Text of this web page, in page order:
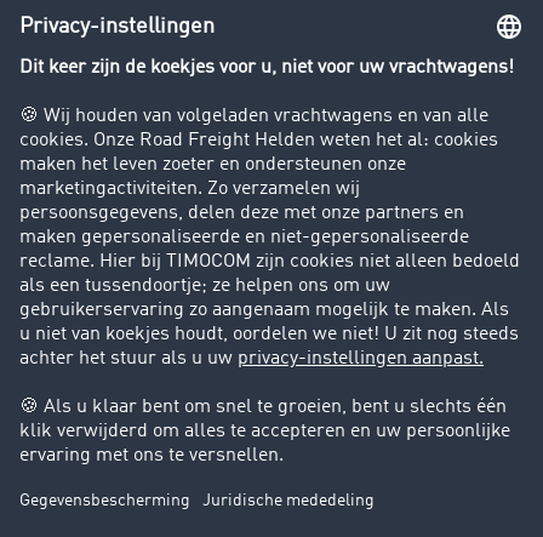
Rijverbod voor vrachtwagens
Bedrijf
Success Stories
Klanten werven klanten
Support
Contact
Juridische informatie
Juridische info
Algemene voorwaarden